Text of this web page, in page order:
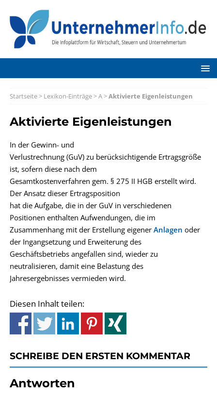
Startseite> Lexikon-Einträge>A>Aktivierte Eigenleistungen
Aktivierte Eigenleistungen
In der Gewinn- und
Verlustrechnung (GuV) zu berücksichtigende Ertragsgröße
ist, sofern diese nach dem
Gesamtkostenverfahren gem. § 275 II HGB erstellt wird.
Der Ansatz dieser Ertragsposition
hat die Aufgabe, die in der GuV in verschiedenen
Positionen enthalten Aufwendungen, die im
Zusammenhang mit der Erstellung eigener Anlagen oder
der Ingangsetzung und Erweiterung des
Geschäftsbetriebs angefallen sind, wieder zu
neutralisieren, damit eine Belastung des
Jahresergebnisses vermieden wird.
Diesen Inhalt teilen:
SCHREIBE DEN ERSTEN KOMMENTAR
Antworten